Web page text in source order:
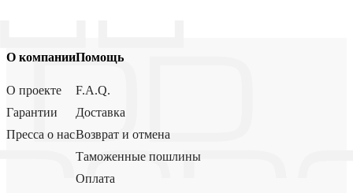
О компании
О проекте
Гарантии
Пресса о нас
Помощь
F.A.Q.
Доставка
Возврат и отмена
Таможенные пошлины
Оплата